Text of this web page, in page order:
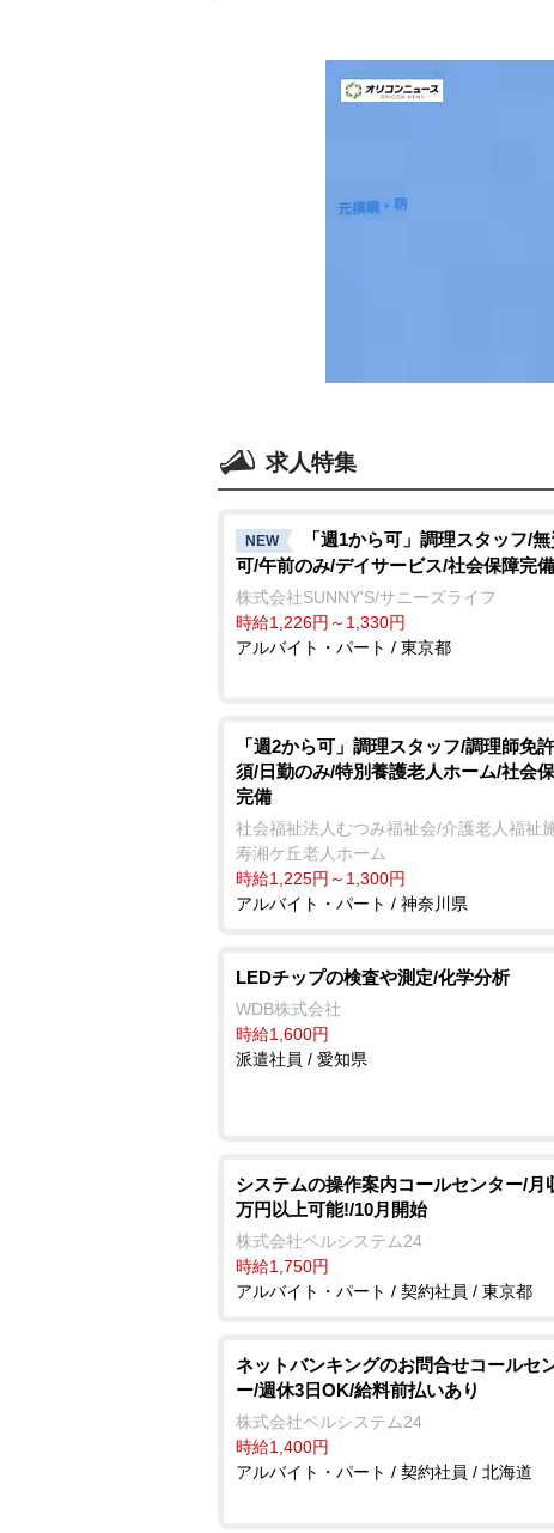
求人特集
NEW
「週1から可」調理スタッフ/
可/午前のみ/デイサービス/社会保障完備
株式会社SUNNY'S/サニーズライフ
時給1,226円～1,330円
アルバイト・パート / 東京都
「週2から可」調理スタッフ/調理師免
須/日勤のみ/特別養護老人ホーム/社会
完備
社会福祉法人むつみ福祉会/介護老人福祉
寿湘ケ丘老人ホーム
時給1,225円～1,300円
アルバイト・パート / 神奈川県
LEDチップの検査や測定/化学分析
WDB株式会社
時給1,600円
派遣社員 / 愛知県
システムの操作案内コールセンター/月
万円以上可能!/10月開始
株式会社ベルシステム24
時給1,750円
アルバイト・パート / 契約社員 / 東京都
ネットバンキングのお問合せコールセ
ー/週休3日OK/給料前払いあり
株式会社ベルシステム24
時給1,400円
アルバイト・パート / 契約社員 / 北海道